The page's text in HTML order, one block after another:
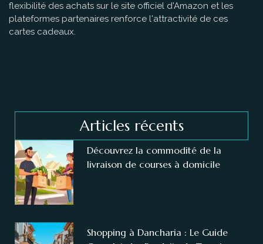
flexibilité des achats sur le site officiel d'Amazon et les
plateformes partenaires renforce l'attractivité de ces
cartes cadeaux.
Articles récents
Découvrez la commodité de la
livraison de courses à domicile
Shopping à Dancharia : Le Guide